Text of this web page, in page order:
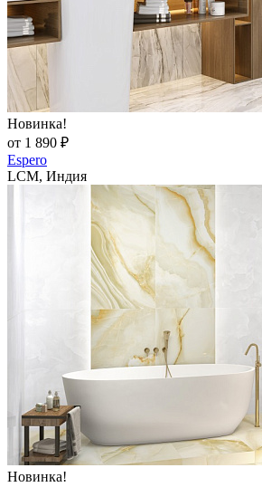
Новинка!
от 1 890 ₽
Espero
LCM, Индия
Новинка!